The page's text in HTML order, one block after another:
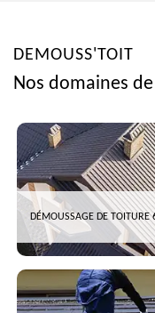
DEMOUSS'TOIT
Nos domaines
DÉMOUSSAGE DE TOITURE